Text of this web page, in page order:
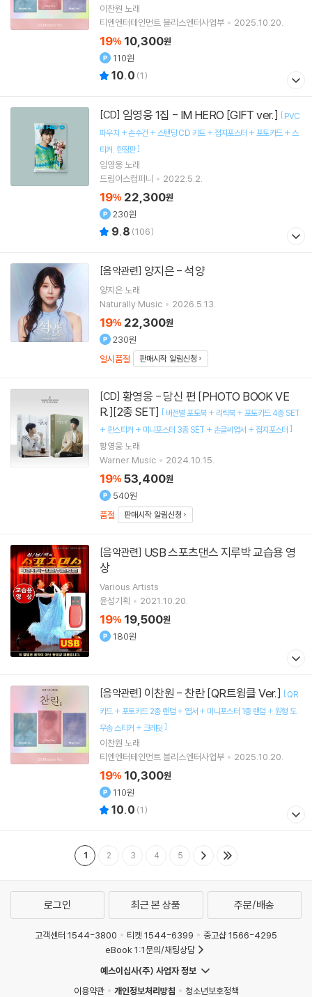
이찬원 노래
티엔엔터테인먼트 블리스엔터사업부
2025.10.20.
19% 10,300원
110원
10.0 (1)
[CD] 임영웅 1집 - IM HERO [GIFT ver.] [PVC
파우치 + 손수건 + 스탠딩 CD 키트 + 접지포스터 + 포토카드 + 스
티커 한정판]
임영웅 노래
드림어스컴퍼니
2022.5.2.
19% 22,300원
230원
9.8 (106)
[음악관련] 양지은 - 석양
양지은 노래
Naturally Music
2026.5.13.
19% 22,300원
230원
일시품절
판매시작 알림신청
[CD]
R.][2종 SET] [ 버전별 포토북 + 리릭북 + 포토카드 4종 SET
+ 판스티커 + 미니포스터 3종 SET + 손글씨엽서 + 접지포스터 ]
황영웅 노래
Warner Music
2024.10.15.
19% 53,400원
540원
품절
판매시작 알림신청
[음악관련]
상
Various Artists
윤성기획
2021.10.20.
19% 19,500원
180원
[음악관련] 이찬원 - 찬란 [QR트윙클 Ver.] [QR
카드 + 포토카드 2종 랜덤 + 엽서 + 미니포스터 1종 랜덤 + 원형 도
무송 스티커 + 크레딧 ]
이찬원 노래
티엔엔터테인먼트 블리스엔터사업부
2025.10.20.
19% 10,300원
110원
10.0 (1)
1 2 3 4 5
로그인 최근 본 상품 주문/배송
고객센터 1544-3800 티켓 1544-6399
중고샵 1566-4295
eBook 1:1문의/채팅상담
예스이십사(주) 사업자 정보
이용약관
개인정보처리방침 청소년보호정책